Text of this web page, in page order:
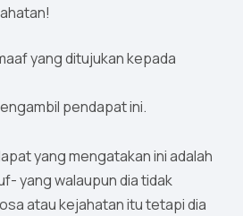
yang ditujukan kepada
pendapat ini.
yang mengatakan ini adalah
yang walaupun dia tidak
atau kejahatan itu tetapi dia